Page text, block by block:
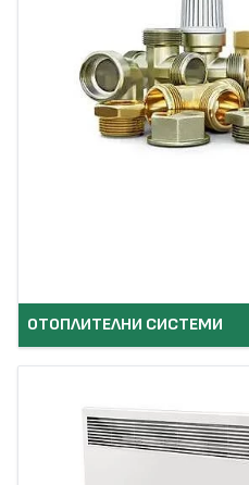
ОТОПЛИТЕЛНИ СИСТЕМИ